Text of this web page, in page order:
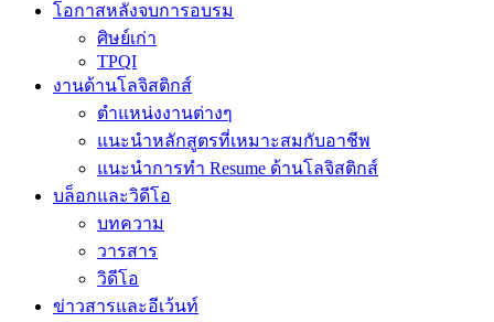
โอกาสหลังจบการอบรม
ศิษย์เก่า
TPQI
งานด้านโลจิสติกส์
ตำแหน่งงานต่างๆ
แนะนำหลักสูตรที่เหมาะสมกับอาชีพ
แนะนำการทำ Resume ด้านโลจิสติกส์
บล็อกและวิดีโอ
บทความ
วารสาร
วิดีโอ
ข่าวสารและอีเว้นท์